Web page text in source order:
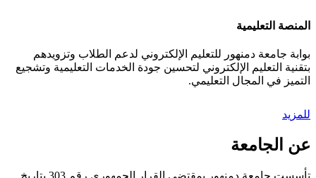
المنصة التعليمية
بوابة جامعة دمنهور للتعليم الإلكتروني لدعم الطلاب وتزويدهم
بتقنية التعليم الإلكتروني لتحسين جودة الخدمات التعليمية وتشجيع
التميز في المجال التعليمي.
للمزيد
عن الجامعة
تأسست جامعة دمنهور بمقتضى القرار الجمهوري رقم 303 بتاريخ